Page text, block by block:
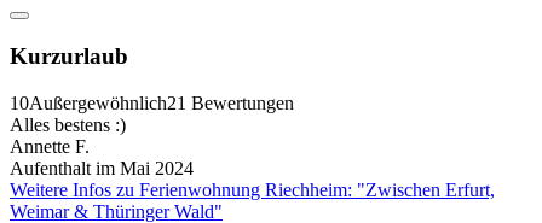
Kurzurlaub
10Außergewöhnlich21 Bewertungen
Alles bestens :)
Annette F.
Aufenthalt im Mai 2024
Weitere Infos zu Ferienwohnung Riechheim: "Zwischen Erfurt,
Weimar & Thüringer Wald"